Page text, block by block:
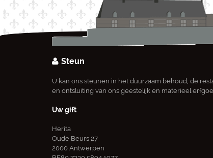
Steun
U kan ons steunen in het duurzaam behoud, de
en ontsluiting van ons geestelijk en materieel
Uw gift
Herita
Oude Beurs 27
2000 Antwerpen